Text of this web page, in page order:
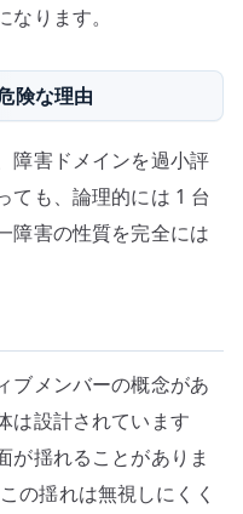
ります。
険な理由
障害ドメインを過小評
ても、論理的には 1 台
障害の性質を完全には
ブメンバーの概念があ
は設計されています
が揺れることがありま
の揺れは無視しにくく